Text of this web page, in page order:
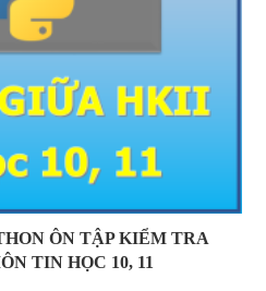
ÔN TẬP KIỂM TRA
TIN HỌC 10, 11